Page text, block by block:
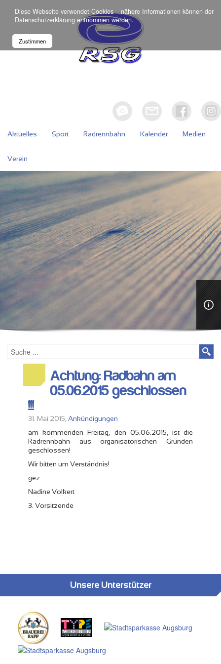
Diese Webseite verwendet Cookies – nähere Informationen können der
Datenschutzerklärung entnommen werden.
Zustimmen
Aktuelles Sport Radrennbahn Kalender Medien
Verein
Achtung: Radbahn am
05.06.2015 geschlossen
!!!
31. Mai 2015, Ankündigungen
am kommenden Freitag, den 05.06.2015, ist die
Radrennbahn aus organisatorischen Gründen
geschlossen!
Wir bitten um Verständnis!
gez.
Nadine Volkert
3. Vorsitzende
Unsere Unterstützer